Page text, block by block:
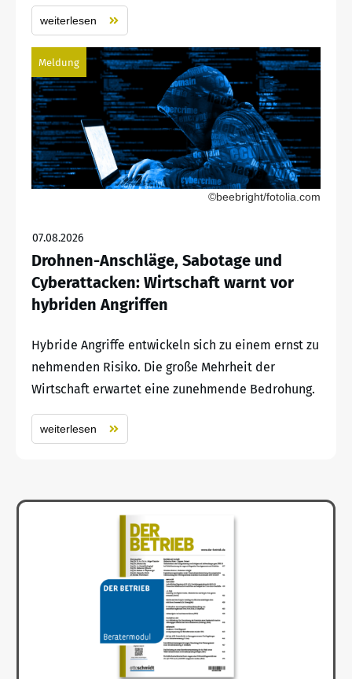
weiterlesen
Meldung
©beebright/fotolia.com
07.08.2026
Drohnen-Anschläge, Sabotage und
Cyberattacken: Wirtschaft warnt vor
hybriden Angriffen
Hybride Angriffe entwickeln sich zu einem ernst zu
nehmenden Risiko. Die große Mehrheit der
Wirtschaft erwartet eine zunehmende Bedrohung.
weiterlesen